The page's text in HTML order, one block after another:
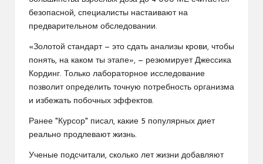
безопасной, специалисты настаивают на
предварительном обследовании.
​«Золотой стандарт — это сдать анализы крови, чтобы
понять, на каком ты этапе», — резюмирует Джессика
Кординг. Только лабораторное исследование
позволит определить точную потребность организма
и избежать побочных эффектов.
Ранее "Курсор" писал, какие 5 популярных диет
реально продлевают жизнь.
Ученые подсчитали, сколько лет жизни добавляют